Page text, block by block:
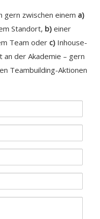
gern zwischen einem a)
Standort, b) einer
Team oder c) Inhouse-
an der Akademie – gern
Teambuilding-Aktionen